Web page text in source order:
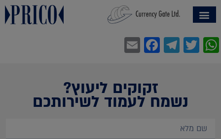
WhatsApp
Twitter
Telegram
Facebook
זקוקים ליעוץ?
נשמח לעמוד לשירותכם